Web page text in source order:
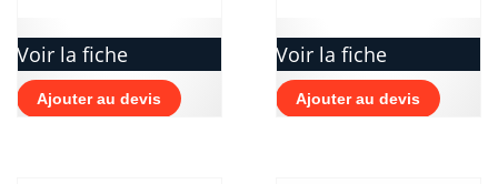
Voir la fiche
Ajouter au devis
Voir la fiche
Ajouter au devis